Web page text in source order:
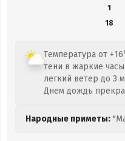
1
18
Температура от
тени в жаркие
легкий ветер до 3
Днем дождь
Народные приметы: